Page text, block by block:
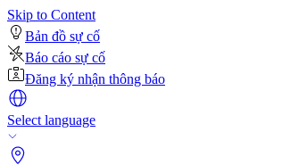
Skip to Content
Bản đồ sự cố
Báo cáo sự cố
Đăng ký nhận thông báo
Select language